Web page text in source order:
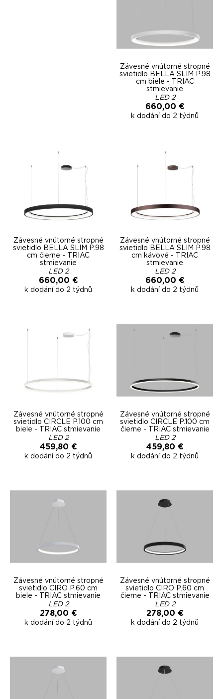
Závesné vnútorné stropné
svietidlo BELLA SLIM P.98
cm biele - TRIAC
stmievanie
LED 2
660,00 €
k dodání do 2 týdnů
Závesné vnútorné stropné
svietidlo BELLA SLIM P.98
cm čierne - TRIAC
stmievanie
LED 2
660,00 €
k dodání do 2 týdnů
Závesné vnútorné stropné
svietidlo BELLA SLIM P.98
cm kávové - TRIAC
stmievanie
LED 2
660,00 €
k dodání do 2 týdnů
Závesné vnútorné stropné
svietidlo CIRCLE P.100 cm
biele - TRIAC stmievanie
LED 2
459,80 €
k dodání do 2 týdnů
Závesné vnútorné stropné
svietidlo CIRCLE P.100 cm
čierne - TRIAC stmievanie
LED 2
459,80 €
k dodání do 2 týdnů
Závesné vnútorné stropné
svietidlo CIRO P.60 cm
biele - TRIAC stmievanie
LED 2
278,00 €
k dodání do 2 týdnů
Závesné vnútorné stropné
svietidlo CIRO P.60 cm
čierne - TRIAC stmievanie
LED 2
278,00 €
k dodání do 2 týdnů